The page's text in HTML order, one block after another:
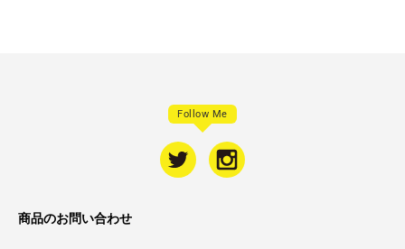
Follow Me
商品のお問い合わせ